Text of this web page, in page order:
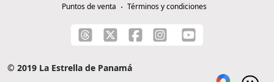
Puntos de venta
Términos y condiciones
© 2019 La Estrella de Panamá